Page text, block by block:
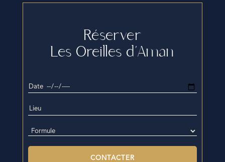
Réserver
Les Oreilles d’Aman